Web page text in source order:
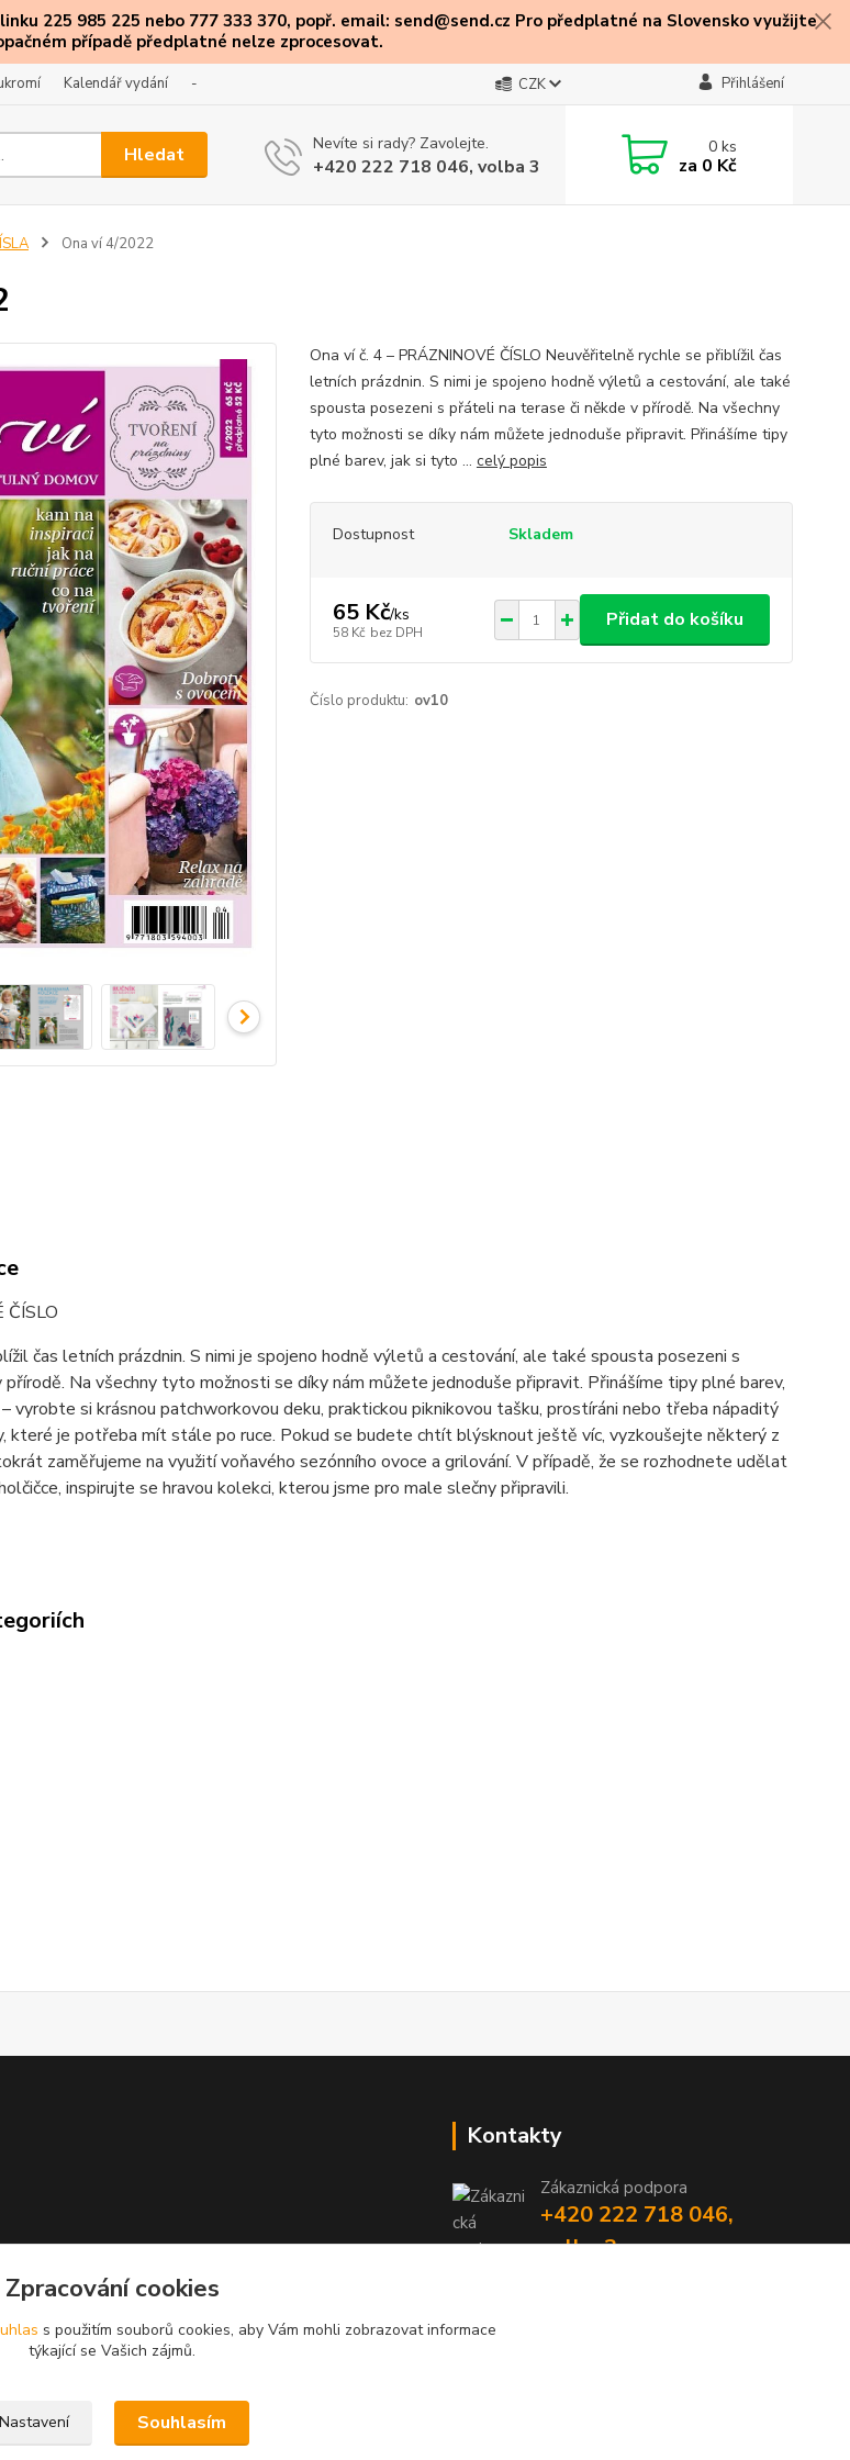
225 985 225 nebo 777 333 370, popř. email: send@send.cz Pro předplatné na Slovensko využijte
případě předplatné nelze zprocesovat.
Kalendář vydání - CZK Přihlášení
Hledat Nevíte si rady? Zavolejte.
+420 222 718 046, volba 3
0ks
za 0 Kč
Ona ví 4/2022
Ona ví č. 4 – PRÁZNINOVÉ ČÍSLO Neuvěřitelně rychle se přiblížil čas
letních prázdnin. S nimi je spojeno hodně výletů a cestování, ale také
spousta posezeni s přáteli na terase či někde v přírodě. Na všechny
tyto možnosti se díky nám můžete jednoduše připravit. Přinášíme tipy
plné barev, jak si tyto ... celý popis
Dostupnost Skladem
65 Kč/ks
58 Kč bez DPH
Přidat do košíku
Číslo produktu: ov10
ČÍSLO
čas letních prázdnin. S nimi je spojeno hodně výletů a cestování, ale také spousta posezeni s
Na všechny tyto možnosti se díky nám můžete jednoduše připravit. Přinášíme tipy plné barev,
vyrobte si krásnou patchworkovou deku, praktickou piknikovou tašku, prostíráni nebo třeba nápaditý
které je potřeba mít stále po ruce. Pokud se budete chtít blýsknout ještě víc, vyzkoušejte některý z
zaměřujeme na využití voňavého sezónního ovoce a grilování. V případě, že se rozhodnete udělat
inspirujte se hravou kolekci, kterou jsme pro male slečny připravili.
Kontakty
Zákaznická podpora
+420 222 718 046,
volba 3
Zpracování cookies
s použitím souborů cookies, aby Vám mohli zobrazovat informace
týkající se Vašich zájmů.
Nastavení Souhlasím